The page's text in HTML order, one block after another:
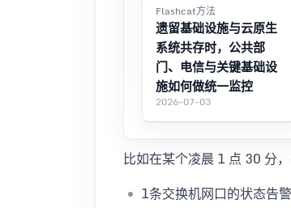
Flashcat方法
遗留基础设施与云原生
系统共存时，公共部
门、电信与关键基础设
施如何做统一监控
2026-07-03
比如在某个凌晨 1 点 30 分
1条交换机网口的状态告警